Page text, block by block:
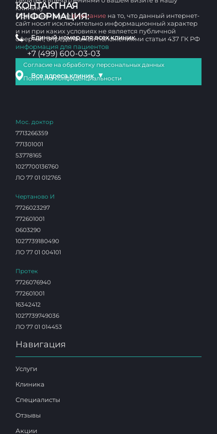
КОНТАКТНАЯ
ИНФОРМАЦИЯ:
Единый номер для всех клиник
+7 (499) 600-03-03
Все адреса клиник ▼
клинику
Обращаем вашевнимание на то, что данный интернет-
сайт носит исключительно информационный характер
и ни при каких условиях не является публичной
офертой, определяемой положениями статьи 437 ГК РФ
информация для пациентов
Согласие на обработку персональных данных
Политика конфиденциальности
Мос. доктор
7713266359
771301001
53778165
1027700136760
ЛО 77 01 012765
Чертаново И
7726023297
772601001
0603290
1027739180490
ЛО 77 01 004101
Протек
7726076940
772601001
16342412
1027739749036
ЛО 77 01 014453
Навигация
Услуги
Клиника
Специалисты
Отзывы
Акции